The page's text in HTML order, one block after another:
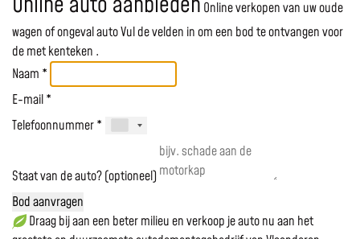
Online verkopen van uw oude
wagen of ongeval autoVul de velden in om een bod te ontvangen voor
demet kenteken .
Naam *
E-mail *
Telefoonnummer *
Staat van de auto? (optioneel)
Bod aanvragen
Draag bij aan een beter milieu en verkoop je auto nu aan het